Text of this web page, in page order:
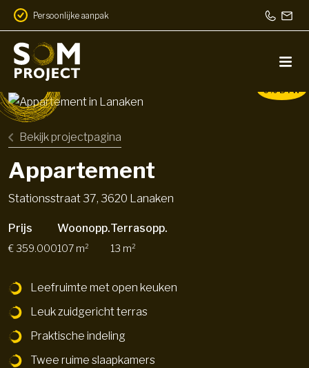
Persoonlijke aanpak
6% BTW
Bekijk projectpagina
Appartement
Stationsstraat 37, 3620 Lanaken
Prijs
€ 359.000
Woonopp.
107 m²
Terrasopp.
13 m²
Leefruimte met open keuken
Leuk zuidgericht terras
Praktische indeling
Twee ruime slaapkamers